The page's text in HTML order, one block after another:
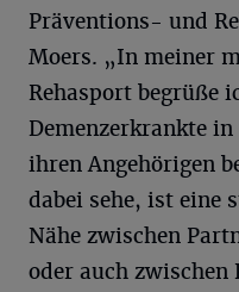
Präventions- und
Moers. „In meiner
Rehasport begrüße
Demenzerkrankte
ihren Angehörigen
dabei sehe, ist eine
Nähe zwischen
oder auch